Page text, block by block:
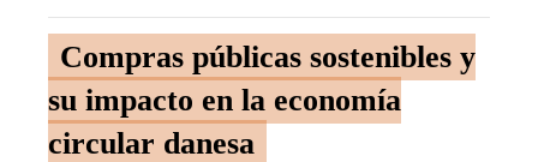
Compras públicas sostenibles y
su impacto en la economía
circular danesa